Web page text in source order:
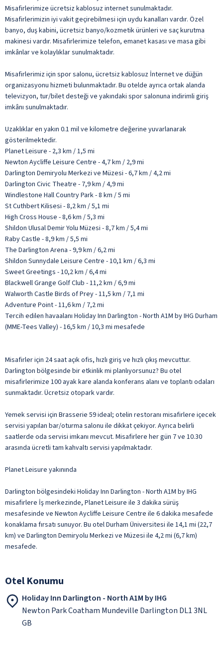
Misafirlerimize ücretsiz kablosuz internet sunulmaktadır.
Misafirlerimizin iyi vakit geçirebilmesi için uydu kanalları vardır. Özel
banyo, duş kabini, ücretsiz banyo/kozmetik ürünleri ve saç kurutma
makinesi vardır. Misafirlerimize telefon, emanet kasası ve masa gibi
imkânlar ve kolaylıklar sunulmaktadır.
Misafirlerimiz için spor salonu, ücretsiz kablosuz İnternet ve düğün
organizasyonu hizmeti bulunmaktadır. Bu otelde ayrıca ortak alanda
televizyon, tur/bilet desteği ve yakındaki spor salonuna indirimli giriş
imkânı sunulmaktadır.
Uzaklıklar en yakın 0.1 mil ve kilometre değerine yuvarlanarak
gösterilmektedir.
Planet Leisure - 2,3 km / 1,5 mi
Newton Aycliffe Leisure Centre - 4,7 km / 2,9 mi
Darlington Demiryolu Merkezi ve Müzesi - 6,7 km / 4,2 mi
Darlington Civic Theatre - 7,9 km / 4,9 mi
Windlestone Hall Country Park - 8 km / 5 mi
St Cuthbert Kilisesi - 8,2 km / 5,1 mi
High Cross House - 8,6 km / 5,3 mi
Shildon Ulusal Demir Yolu Müzesi - 8,7 km / 5,4 mi
Raby Castle - 8,9 km / 5,5 mi
The Darlington Arena - 9,9 km / 6,2 mi
Shildon Sunnydale Leisure Centre - 10,1 km / 6,3 mi
Sweet Greetings - 10,2 km / 6,4 mi
Blackwell Grange Golf Club - 11,2 km / 6,9 mi
Walworth Castle Birds of Prey - 11,5 km / 7,1 mi
Adventure Point - 11,6 km / 7,2 mi
Tercih edilen havaalanı Holiday Inn Darlington - North A1M by IHG Durham
(MME-Tees Valley) - 16,5 km / 10,3 mi mesafede
Misafirler için 24 saat açık ofis, hızlı giriş ve hızlı çıkış mevcuttur.
Darlington bölgesinde bir etkinlik mi planlıyorsunuz? Bu otel
misafirlerimize 100 ayak kare alanda konferans alanı ve toplantı odaları
sunmaktadır. Ücretsiz otopark vardır.
Yemek servisi için Brasserie 59 ideal; otelin restoranı misafirlere içecek
servisi yapılan bar/oturma salonu ile dikkat çekiyor. Ayrıca belirli
saatlerde oda servisi imkanı mevcut. Misafirlere her gün 7 ve 10.30
arasında ücretli tam kahvaltı servisi yapılmaktadır.
Planet Leisure yakınında
Darlington bölgesindeki Holiday Inn Darlington - North A1M by IHG
misafirlere İş merkezinde, Planet Leisure ile 3 dakika sürüş
mesafesinde ve Newton Aycliffe Leisure Centre ile 6 dakika mesafede
konaklama fırsatı sunuyor. Bu otel Durham Üniversitesi ile 14,1 mi (22,7
km) ve Darlington Demiryolu Merkezi ve Müzesi ile 4,2 mi (6,7 km)
mesafede.
Otel Konumu
Holiday Inn Darlington - North A1M by IHG
Newton Park Coatham Mundeville Darlington DL1 3NL
GB